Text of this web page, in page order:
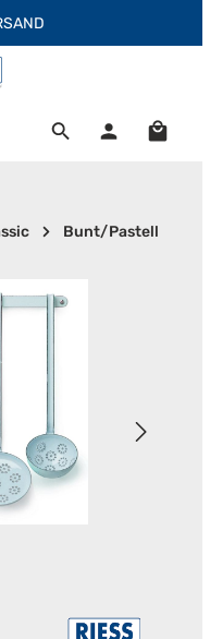
Bunt/Pastell